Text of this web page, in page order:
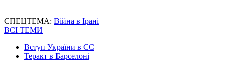
СПЕЦТЕМА: Війна в Ірані
ВСІ ТЕМИ
Вступ України в ЄС
Теракт в Барселоні